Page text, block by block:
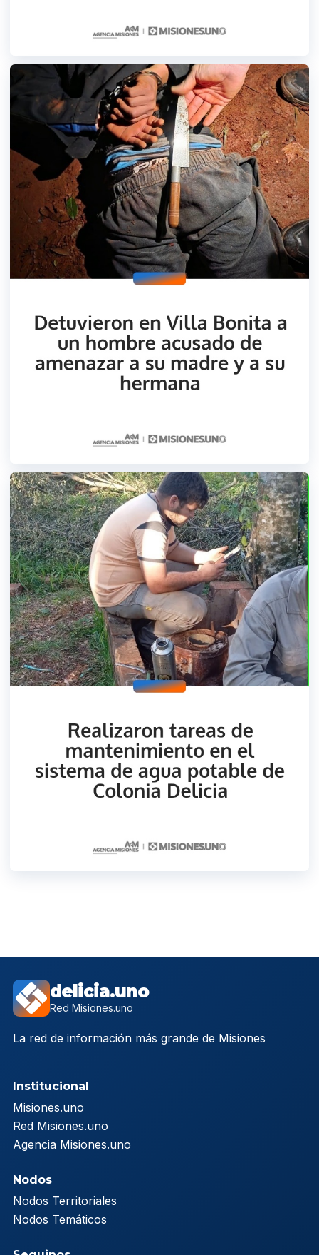
delicia.uno
Red Misiones.uno
La red de información más grande de Misiones
Institucional
Misiones.uno
Red Misiones.uno
Agencia Misiones.uno
Nodos
Nodos Territoriales
Nodos Temáticos